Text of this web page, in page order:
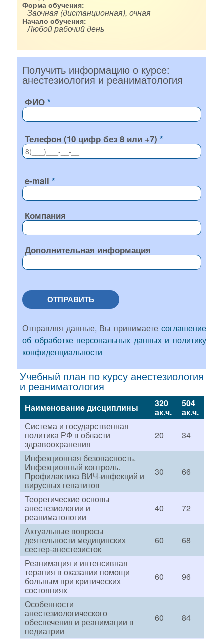
Форма обучения:
Заочная (дистанционная), очная
Начало обучения:
Любой рабочий день
Получить информацию о курсе:
анестезиология и реаниматология
ФИО
Телефон (10 цифр без 8 или +7)
e-mail
Компания
Дополнительная информация
ОТПРАВИТЬ
Отправляя данные, Вы принимаете соглашение
об обработке персональных данных и политику
конфиденциальности
Учебный план по курсу анестезиология
и реаниматология
Наименование дисциплины 320
ак.ч.
504
ак.ч.
Система и государственная
политика РФ в области
здравоохранения
20
34
Инфекционная безопасность.
Инфекционный контроль.
Профилактика ВИЧ-инфекций и
вирусных гепатитов
30 66
Теоретические основы
анестезиологии и
реаниматологии
40
72
Актуальные вопросы
деятельности медицинских
сестер-анестезисток
60
68
Реанимация и интенсивная
терапия в оказании помощи
больным при критических
состояниях
60 96
Особенности
анестезиологического
обеспечения и реанимации в
педиатрии
60 84